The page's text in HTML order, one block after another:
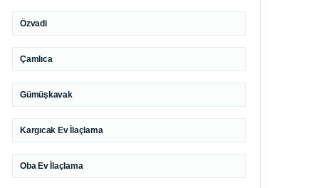
Özvadi
Çamlıca
Gümüşkavak
Kargıcak Ev İlaçlama
Oba Ev İlaçlama